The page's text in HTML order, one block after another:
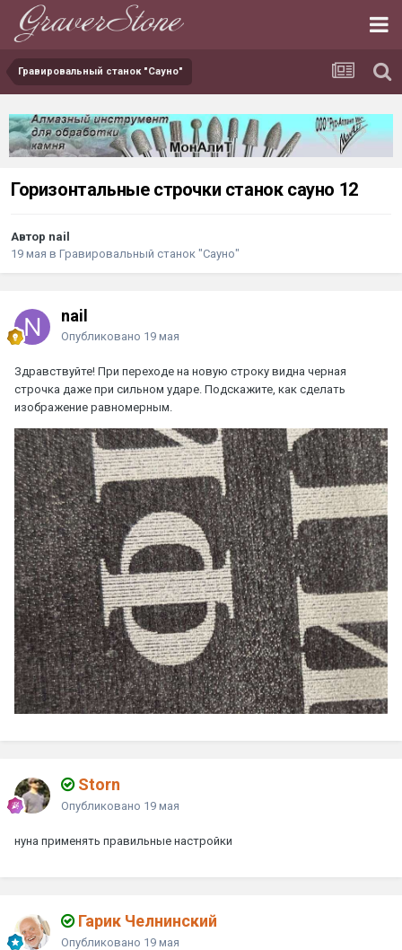
Гравировальный станок "Сауно"
Горизонтальные строчки станок сауно 12
Автор nail
19 мая в Гравировальный станок "Сауно"
nail
Опубликовано 19 мая
Здравствуйте! При переходе на новую строку видна черная
строчка даже при сильном ударе. Подскажите, как сделать
изображение равномерным.
Storn
Опубликовано 19 мая
нуна применять правильные настройки
Гарик Челнинский
Опубликовано 19 мая